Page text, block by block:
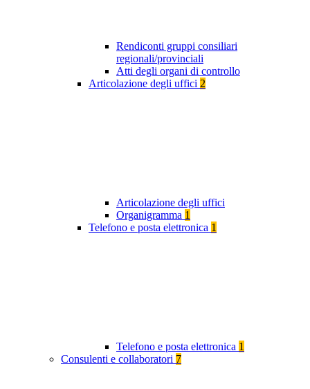
Rendiconti gruppi consiliari
regionali/provinciali
Atti degli organi di controllo
Articolazione degli uffici 2
Articolazione degli uffici
Organigramma 1
Telefono e posta elettronica 1
Telefono e posta elettronica 1
Consulenti e collaboratori 7